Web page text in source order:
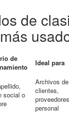
de
de
Ideal para
social o
Archivos de
clientes,
personal